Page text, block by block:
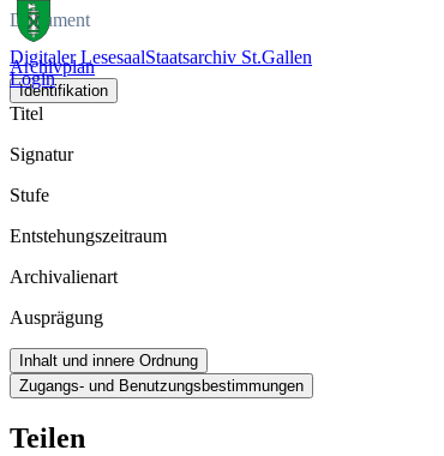
Digitaler LesesaalStaatsarchiv St.Gallen
Login
Dokument
Archivplan
Identifikation
Titel
Signatur
Stufe
Entstehungszeitraum
Archivalienart
Ausprägung
Inhalt und innere Ordnung
Zugangs- und Benutzungsbestimmungen
Teilen